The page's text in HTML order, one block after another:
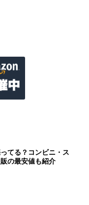
てる？コンビニ・ス
の最安値も紹介